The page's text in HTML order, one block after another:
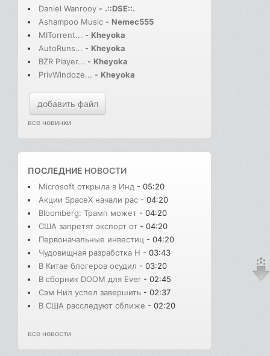
Daniel Wanrooy - .::DSE::.
Ashampoo Music - Nemec555
MITorrent... - Kheyoka
AutoRuns... - Kheyoka
BZR Player... - Kheyoka
PrivWindoze... - Kheyoka
добавить файл
все новинки
ПОСЛЕДНИЕ НОВОСТИ
Microsoft открыла в Инд - 05:20
Акции SpaceX начали рас - 04:20
Bloomberg: Трамп может - 04:20
США запретят экспорт от - 04:20
Первоначальные инвестиц - 04:20
Чудовищная разработка H - 03:43
В Китае блогеров осудил - 03:20
В сборник DOOM для Ever - 02:45
Сэм Нил успел завершить - 02:37
В США расследуют сближе - 02:20
все новости